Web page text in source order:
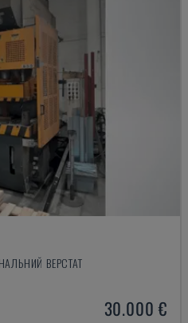
ВЕРСТАТ
30.000 €